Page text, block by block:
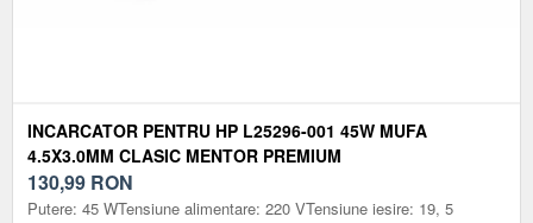
INCARCATOR PENTRU HP L25296-001 45W MUFA
4.5X3.0MM CLASIC MENTOR PREMIUM
130,99 RON
Putere: 45 WTensiune alimentare: 220 VTensiune iesire: 19, 5